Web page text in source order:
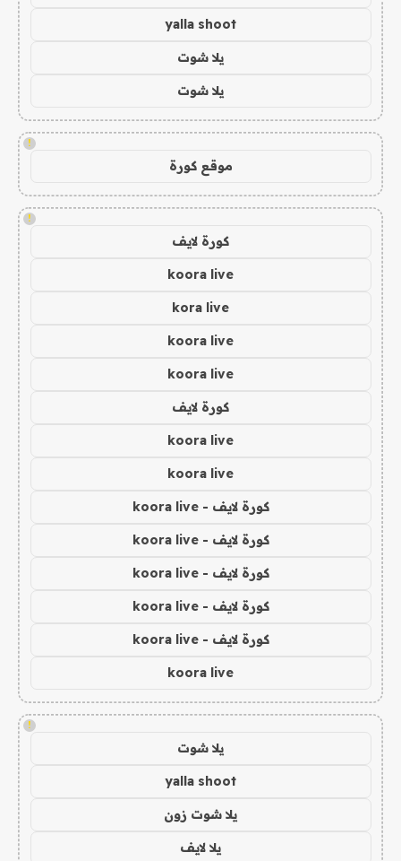
yalla shoot
يلا شوت
يلا شوت
!
موقع كورة
!
كورة لايف
koora live
kora live
koora live
koora live
كورة لايف
koora live
koora live
كورة لايف - koora live
كورة لايف - koora live
كورة لايف - koora live
كورة لايف - koora live
كورة لايف - koora live
koora live
!
يلا شوت
yalla shoot
يلا شوت زون
يلا لايف